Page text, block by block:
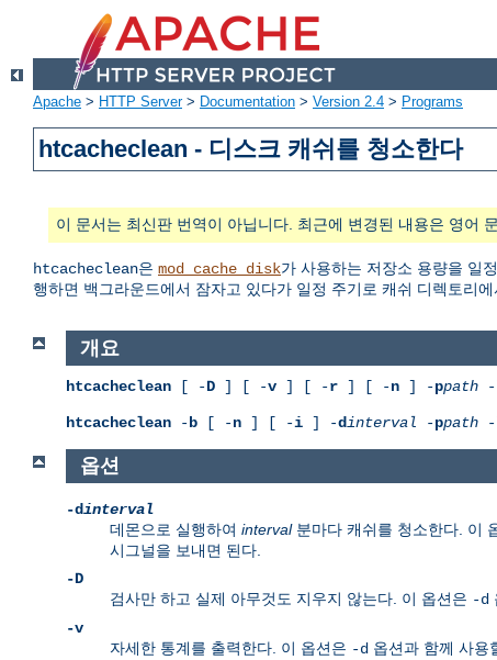
Apache > HTTP Server> Documentation > Version 2.4 > Programs
htcacheclean - 디스크 캐쉬를 청소한다
이 문서는 최신판 번역이 아닙니다. 최근에 변경된 내용은 영어
htcacheclean은 mod_cache_disk가 사용하는 저장소 용량을 일
행하면 백그라운드에서 잠자고 있다가 일정 주기로 캐쉬 디렉토리
개요
htcacheclean [ -D ] [ -v ] [ -r ] [ -n ] -ppath -
htcacheclean -b [ -n ] [ -i ] -dinterval -ppath -
옵션
-dinterval
데몬으로 실행하여 interval분마다 캐쉬를 청소한다. 이
시그널을 보내면 된다.
-D
검사만 하고 실제 아무것도 지우지 않는다. 이 옵션은 -d
-v
자세한 통계를 출력한다. 이 옵션은 -d 옵션과 함께 사용